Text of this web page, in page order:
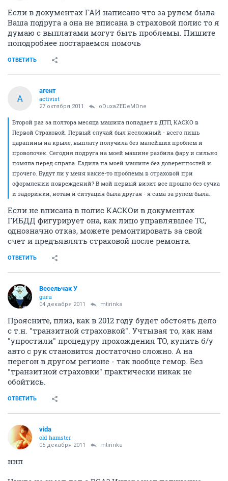
Если в документах ГАИ написано что за рулем была
Ваша подруга а она не вписана в страховой полис то я
думаю с выплатами могут быть проблемы. Пишите
поподробнее постараемся помочь
ОТВЕТИТЬ
А
агент
activist
27 октября 2011 oDuxaZEDeMOne
Второй раз за полтора месяца машина попадает в ДТП, КАСКО в
Первой Страховой. Первый случай был несложный - всего лишь
царапины на крыле, выплату получила без малейших проблем и
проволочек. Сегодня подруга на моей машине разбила фару и сильно
помяла перед справа. Ездила на моей машине без доверенностей и
прочего. Будут ли у меня какие-то проблемы в страховой при
оформлении повреждений? В мой первый визит все прошло без сучка
и задоринки, нотам и ситуация была другая - я сама за рулем была.
Если не вписана в полис КАСКОи в документах
ГИБДД фигурирует она, как лицо управлявшее ТС,
однозначно отказ, можете ремонтировать за свой
счет и предъявлять страховой после ремонта.
ОТВЕТИТЬ
Весельчак У
guru
04 декабря 2011 mtirinka
Проясните, плиз, как в 2012 году будет обстоять дело
с т.н. "транзитной страховкой". Учтывая то, как нам
"упростили" процедуру прохождения ТО, купить б/у
авто с рук становится достаточно сложно. А на
перегон в другом регионе - так вообще гемор. Без
"транзитной страховки" практически никак не
обойтись.
ОТВЕТИТЬ
vida
old hamster
05 декабря 2011 mtirinka
ннп